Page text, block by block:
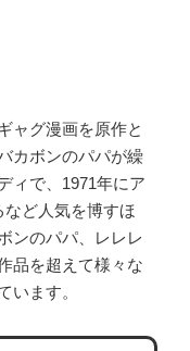
ャグ漫画を原作と
カボンのパパが繰
ィで、1971年にア
ど人気を博すほ
ンのパパ、レレレ
品を超えて様々な
います。